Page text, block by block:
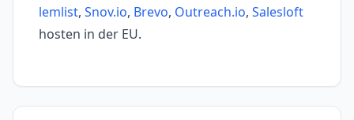
lemlist, Snov.io, Brevo, Outreach.io, Salesloft
hosten in der EU.